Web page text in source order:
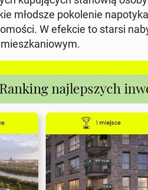
młodsze po­ko­le­nie
W efekcie to starsi